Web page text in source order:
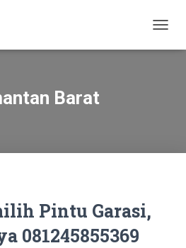
Barat
Pintu Garasi,
081245855369